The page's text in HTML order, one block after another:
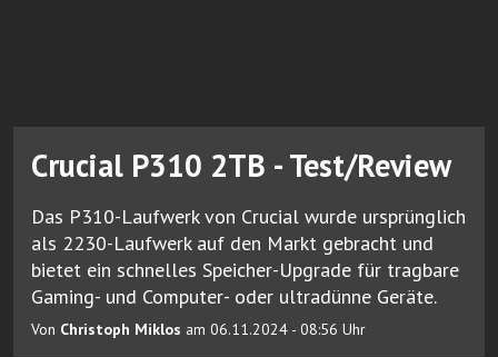
Crucial P310 2TB - Test/Review
Das P310-Laufwerk von Crucial wurde ursprünglich
als 2230-Laufwerk auf den Markt gebracht und
bietet ein schnelles Speicher-Upgrade für tragbare
Gaming- und Computer- oder ultradünne Geräte.
Von Christoph Miklos am 06.11.2024 - 08:56 Uhr